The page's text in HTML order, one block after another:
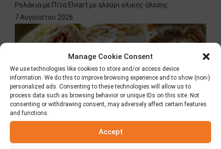
Manage Cookie Consent
We use technologies like cookies to store and/or access device
information. We do this to improve browsing experience and to show (non-)
personalized ads. Consenting to these technologies will allow us to
process data such as browsing behavior or unique IDs on this site. Not
consenting or withdrawing consent, may adversely affect certain features
and functions.
Accept
Ρολάκια με Πίτα Elviart με αλεύρι ολικής άλεσης.
7 Αυγούστου 2026